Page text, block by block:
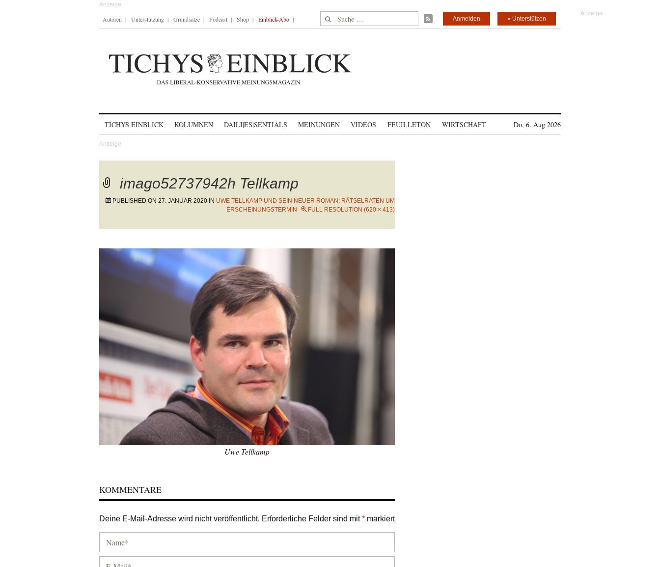
Autoren Unterstützung Grundsätze Podcast Shop Einblick-Abo Suche nach: » Unterstützen
Anmelden
TICHYS EINBLICK KOLUMNEN DAILI|ES|SENTIALS MEINUNGEN VIDEOS FEUILLETON WIRTSCHAFT Do, 6. Aug 2026
imago52737942h Tellkamp
PUBLISHED ON 27. JANUAR 2020 IN UWE TELLKAMP UND SEIN NEUER ROMAN: RÄTSELRATEN UM
ERSCHEINUNGSTERMIN
FULL RESOLUTION (620 × 413)
Uwe Tellkamp
KOMMENTARE
Deine E-Mail-Adresse wird nicht veröffentlicht. Erforderliche Felder sind mit* markiert